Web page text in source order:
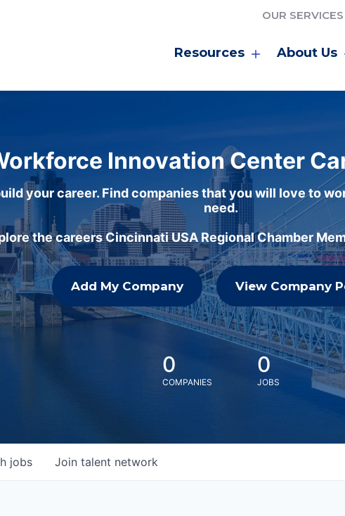
OUR SERVICES
Resources About Us
Innovation Center
your career. Find companies that you will love to
need.
the careers Cincinnati USA Regional Chamber
Add My Company View Company
0
COMPANIES
0
JOBS
jobs Join talent network